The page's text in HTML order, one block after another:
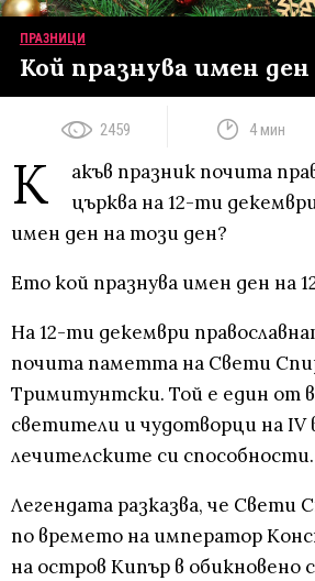
ПРАЗНИЦИ
Кой празнува имен ден
2459 4 мин
К
акъв празник почита
църква на 12-ти
имен ден на този ден?
Ето кой празнува имен ден на
На 12-ти декември
почита паметта на Свети
Тримитунтски. Той е един от
светители и чудотворци на IV
лечителските си способности.
Легендата разказва, че Свети
по времето на император
на остров Кипър в